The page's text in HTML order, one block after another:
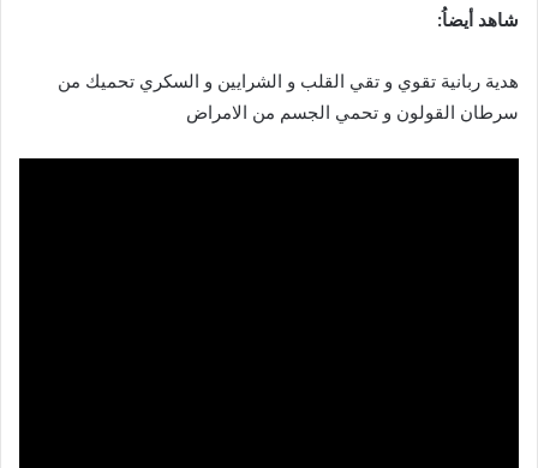
شاهد أيضاُ:
هدية ربانية تقوي و تقي القلب و الشرايين و السكري تحميك من
سرطان القولون و تحمي الجسم من الامراض